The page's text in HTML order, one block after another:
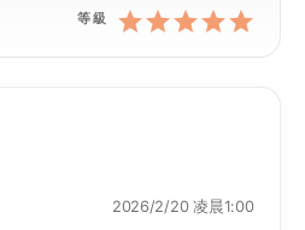
等級
2026/2/20 凌晨1:00